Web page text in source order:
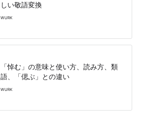
しい敬語変換
WURK
「悼む」の意味と使い方、読み方、類
語、「偲ぶ」との違い
WURK